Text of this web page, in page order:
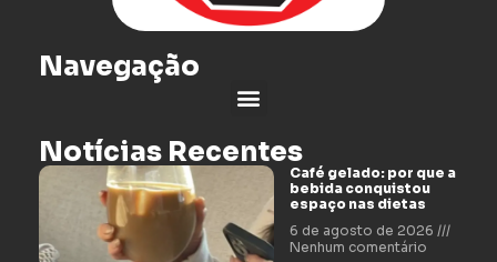
Navegação
Notícias Recentes
Café gelado: por que a
bebida conquistou
espaço nas dietas
6 de agosto de 2026
Nenhum comentário